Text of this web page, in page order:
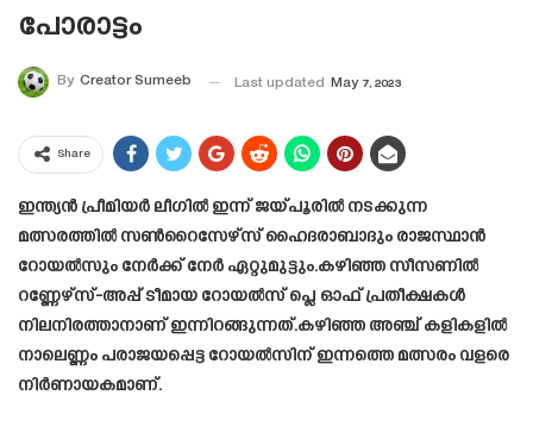
പോരാട്ടം
By Creator Sumeeb Last updated May 7, 2023
Share
ഇന്ത്യൻ പ്രീമിയർ ലീഗിൽ ഇന്ന് ജയ്പൂരിൽ നടക്കുന്ന
മത്സരത്തിൽ സൺറൈസേഴ്സ് ഹൈദരാബാദും രാജസ്ഥാൻ
റോയൽസും നേർക്ക് നേർ ഏറ്റുമുട്ടും.കഴിഞ്ഞ സീസണിൽ
റണ്ണേഴ്‌സ്-അപ്പ് ടീമായ റോയൽസ് പ്ലെ ഓഫ് പ്രതീക്ഷകൾ
നിലനിരത്താനാണ് ഇന്നിറങ്ങുന്നത്.കഴിഞ്ഞ അഞ്ച് കളികളിൽ
നാലെണ്ണം പരാജയപ്പെട്ട റോയൽസിന് ഇന്നത്തെ മത്സരം വളരെ
നിർണായകമാണ്.